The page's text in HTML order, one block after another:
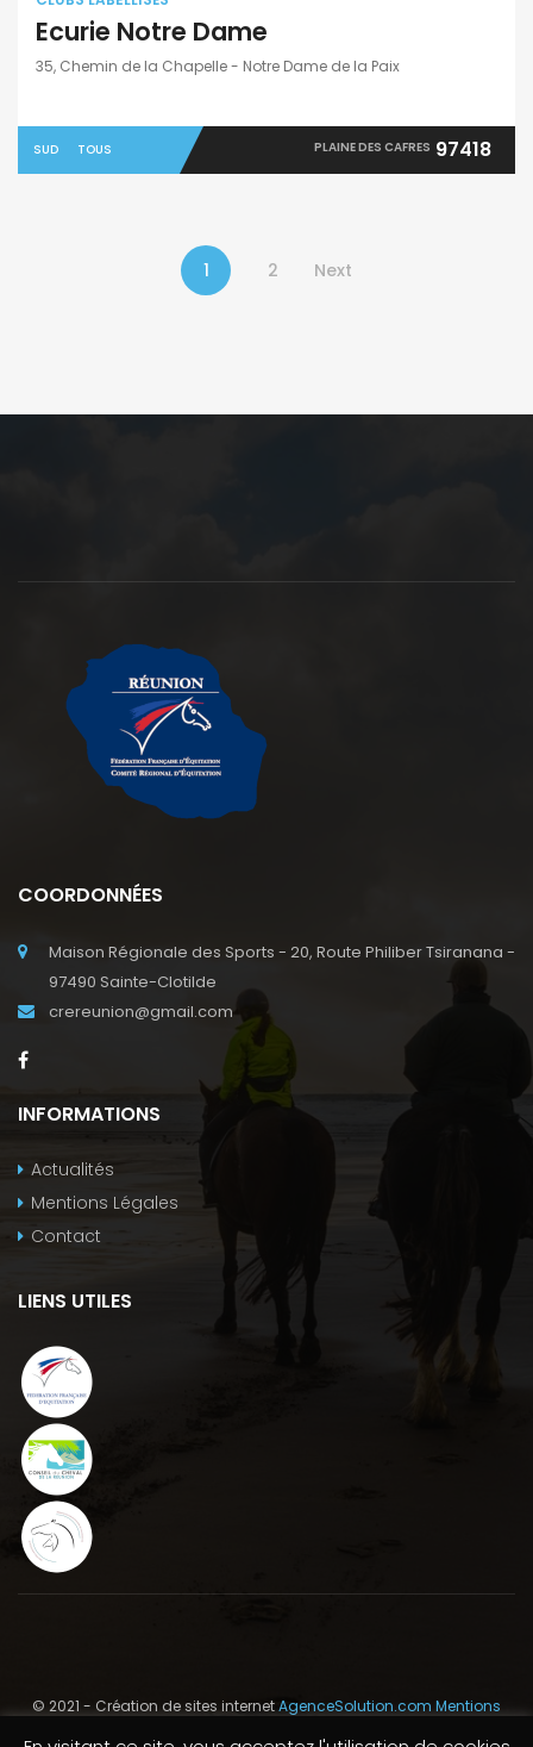
Ecurie Notre Dame
35, Chemin de la Chapelle - Notre Dame de la Paix
SUD TOUS PLAINE DES CAFRES 97418
1 2 Next
COORDONNÉES
Maison Régionale des Sports - 20, Route Philiber Tsiranana -
97490 Sainte-Clotilde
crereunion@gmail.com
INFORMATIONS
Actualités
Mentions Légales
Contact
LIENS UTILES
© 2021 - Création de sites internetAgenceSolution.com Mentions